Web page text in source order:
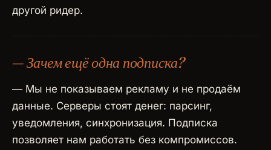
другой ридер.
— Зачем ещё одна подписка?
— Мы не показываем рекламу и не продаём
данные. Серверы стоят денег: парсинг,
уведомления, синхронизация. Подписка
позволяет нам работать без компромиссов.